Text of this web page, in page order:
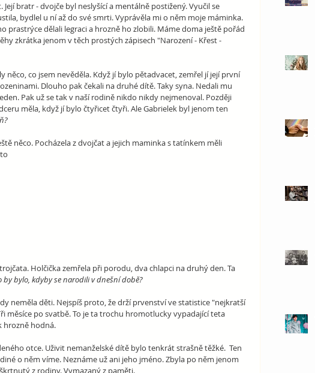
bratr - dvojče byl neslyšící a mentálně postižený. Vyučil se
bydlel u ní až do své smrti. Vyprávěla mi o něm moje máminka.
prastrýce dělali legraci a hrozně ho zlobili. Máme doma ještě pořád
zkrátka jenom v těch prostých zápisech "Narození - Křest -
něco, co jsem nevěděla. Když jí bylo pětadvacet, zemřel jí její první
Dlouho pak čekali na druhé dítě. Taky syna. Nedali mu
Pak už se tak v naší rodině nikdo nikdy nejmenoval. Později
měla, když jí bylo čtyřicet čtyři. Ale Gabrielek byl jenom ten
něco. Pocházela z dvojčat a jejich maminka s tatínkem měli
Holčička zemřela při porodu, dva chlapci na druhý den. Ta
by bylo, kdyby se narodili v dnešní době?
neměla děti. Nejspíš proto, že drží prvenství ve statistice "nejkratší
měsíce po svatbě. To je ta trochu hromotlucky vypadající teta
hrozně hodná.
otce. Uživit nemanželské dítě bylo tenkrát strašně těžké.  Ten
o něm víme. Neznáme už ani jeho jméno. Zbyla po něm jenom